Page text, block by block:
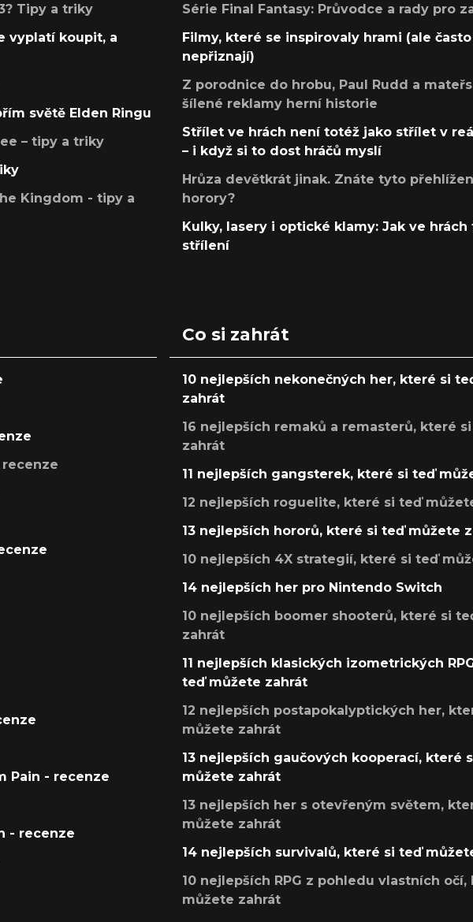
Tipy a triky
vyplatí koupit, a
světě Elden Ringu
– tipy a triky
Kingdom - tipy a
Série Final Fantasy: Průvodce a rady pro
Filmy, které se inspirovaly hrami (ale
nepřiznají)
Z porodnice do hrobu, Paul Rudd a
šílené reklamy herní historie
Střílet ve hrách není totéž jako střílet v
– i když si to dost hráčů myslí
Hrůza devětkrát jinak. Znáte tyto
horory?
Kulky, lasery i optické klamy: Jak ve
střílení
Pain - recenze
- recenze
Co si zahrát
10 nejlepších nekonečných her, které si
zahrát
16 nejlepších remaků a remasterů, které
zahrát
11 nejlepších gangsterek, které si teď
12 nejlepších roguelite, které si teď
13 nejlepších hororů, které si teď můžete
10 nejlepších 4X strategií, které si teď
14 nejlepších her pro Nintendo Switch
10 nejlepších boomer shooterů, které si
zahrát
11 nejlepších klasických izometrických
teď můžete zahrát
12 nejlepších postapokalyptických her,
můžete zahrát
13 nejlepších gaučových kooperací, které
můžete zahrát
13 nejlepších her s otevřeným světem,
můžete zahrát
14 nejlepších survivalů, které si teď
10 nejlepších RPG z pohledu vlastních očí,
můžete zahrát